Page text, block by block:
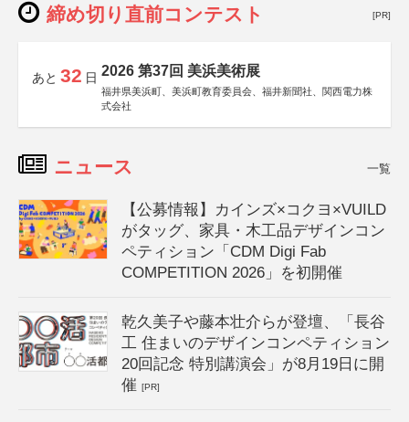
締め切り直前コンテスト [PR]
あと 32 日 2026 第37回 美浜美術展
福井県美浜町、美浜町教育委員会、福井新聞社、関西電力株
式会社
ニュース 一覧
【公募情報】カインズ×コクヨ×VUILD
がタッグ、家具・木工品デザインコン
ペティション「CDM Digi Fab
COMPETITION 2026」を初開催
乾久美子や藤本壮介らが登壇、「長谷
工 住まいのデザインコンペティション
20回記念 特別講演会」が8月19日に開
催[PR]